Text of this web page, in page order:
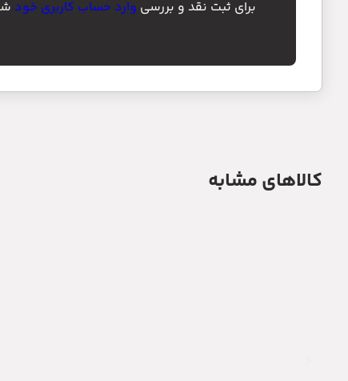
برای ثبت نقد و بررسی وارد حساب کاربری خود
کالاهای مشابه